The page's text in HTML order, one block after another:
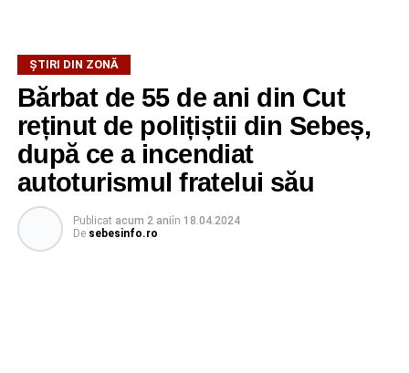
ȘTIRI DIN ZONĂ
Bărbat de 55 de ani din Cut
reținut de polițiștii din Sebeș,
după ce a incendiat
autoturismul fratelui său
Publicat acum 2 aniîn 18.04.2024
De sebesinfo.ro